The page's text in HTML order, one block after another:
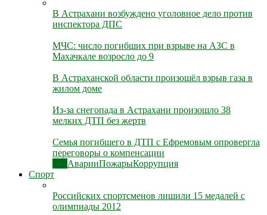
В Астрахани возбуждено уголовное дело против
инспектора ДПС
МЧС: число погибших при взрыве на АЗС в
Махачкале возросло до 9
В Астраханской области произошёл взрыв газа в
жилом доме
Из-за снегопада в Астрахани произошло 38
мелких ДТП без жертв
Семья погибшего в ДТП с Ефремовым опровергла
переговоры о компенсации
АварииПожарыКоррупция
Спорт
Российских спортсменов лишили 15 медалей с
олимпиады 2012